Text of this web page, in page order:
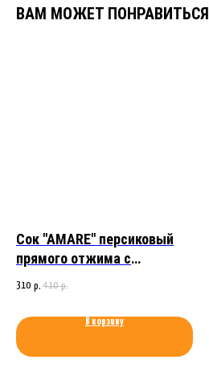
ВАМ МОЖЕТ ПОНРАВИТЬСЯ
Сок "AMARE" персиковый
прямого отжима с
добавлением яблочного
сока, 750мл
310 р. 410 р.
В корзину